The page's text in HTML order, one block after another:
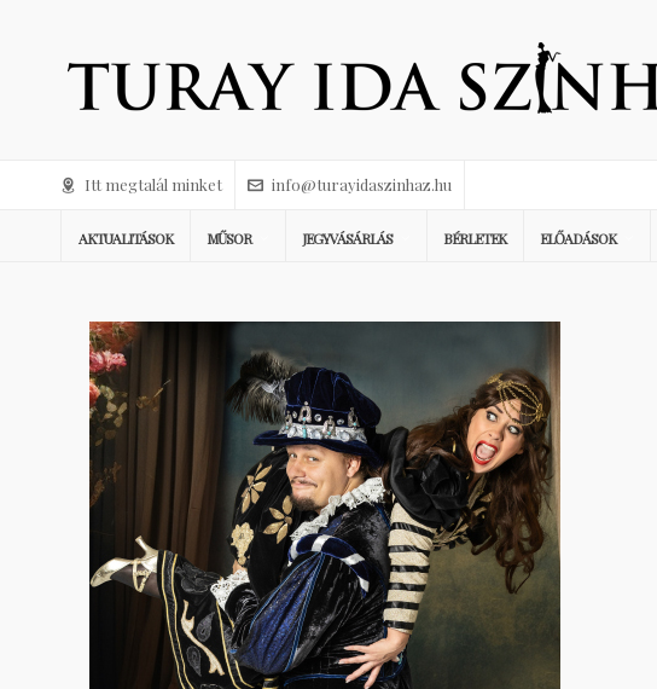
Itt megtalál minket info@turayidaszinhaz.hu
AKTUALITÁSOK MŰSOR JEGYVÁSÁRLÁS BÉRLETEK ELŐADÁSOK